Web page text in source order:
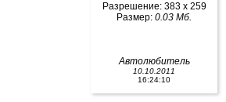
Разрешение: 383 x 259
Размер: 0.03 Мб.
Автолюбитель
10.10.2011
16:24:10